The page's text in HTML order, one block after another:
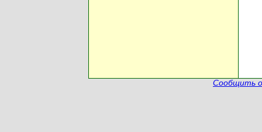
Сообщить о